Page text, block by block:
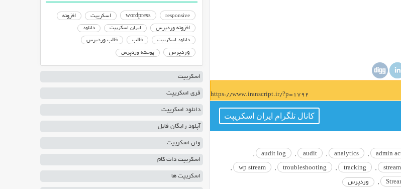
https://www.iranscript.ir/?p=1792
کانال تلگرام ایران اسکریپت
admin
,
analytics
,
audit
,
audit log
,
stream
,
tracking
,
troubleshooting
,
wp stream
,
, وردپرس
responsive
wordpress اسکریپت
افزونه
افزونه وردپرس
ایران اسکریپت دانلود
دانلود اسکریپت قالب قالب وردپرس
وردپرس پوسته وردپرس
اسکریپت
فری اسکریپت
دانلود اسکریپت
آپلود رایگان فایل
وان اسکریپت
اسکریپت دات کام
اسکریپت ها